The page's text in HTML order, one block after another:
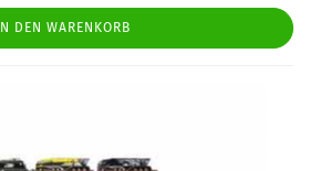
IN DEN WARENKORB